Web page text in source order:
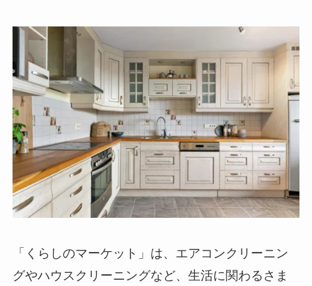
「くらしのマーケット」は、エアコンクリーニン
グやハウスクリーニングなど、生活に関わるさま